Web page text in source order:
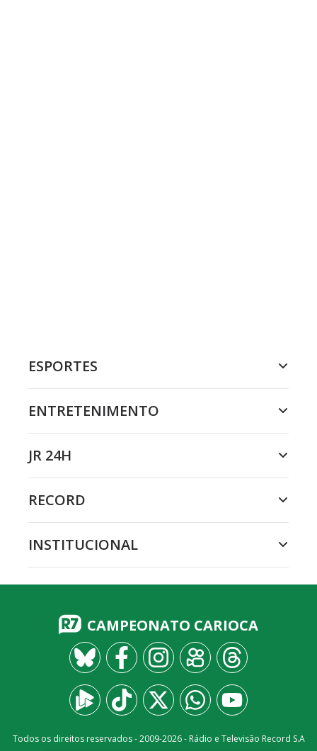
ESPORTES
ENTRETENIMENTO
JR 24H
RECORD
INSTITUCIONAL
CAMPEONATO CARIOCA
Todos os direitos reservados - 2009-2026- Rádio e Televisão Record S.A